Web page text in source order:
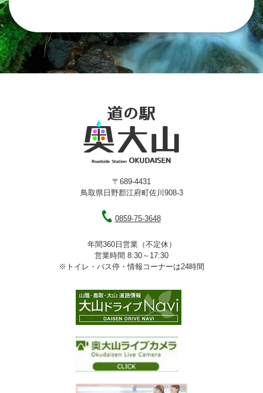
〒689-4431
鳥取県日野郡江府町佐川908-3
0859-75-3648
年間360日営業（不定休）
営業時間 8:30～17:30
※トイレ・バス停・情報コーナーは24時間